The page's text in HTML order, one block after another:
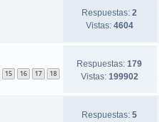
Respuestas:2
Vistas: 4604
15 16 17 18
Respuestas:179
Vistas: 199902
Respuestas:5